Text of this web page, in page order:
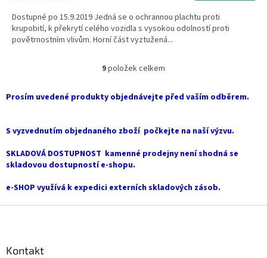
Dostupné po 15.9.2019 Jedná se o ochrannou plachtu proti
krupobití, k překrytí celého vozidla s vysokou odolností proti
povětrnostním vlivům. Horní část vyztužená...
O
l
a
í
p
v
y
9položek celkem
Prosím uvedené produkty objednávejte před vaším odběrem.
S vyzvednutím objednaného zboží počkejte na naší výzvu.
SKLADOVÁ DOSTUPNOST kamenné prodejny není shodná se
skladovou dostupností e-shopu.
e-SHOP využívá k expedici externích skladových zásob.
Kontakt